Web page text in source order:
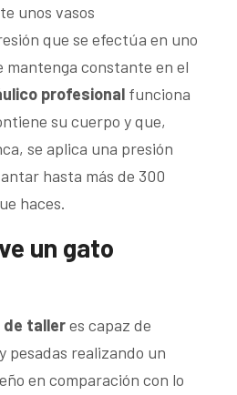
unos vasos
que se efectúa en uno
mantenga constante en el
profesional funciona
su cuerpo y que,
se aplica una presión
hasta más de 300
haces.
un gato
de talleres capaz de
pesadas realizando un
en comparación con lo